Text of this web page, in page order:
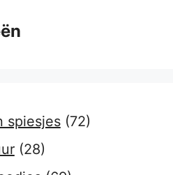
spiesjes(72)
(28)